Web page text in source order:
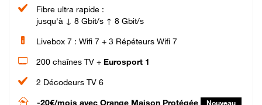
Fibre ultra rapide :
jusqu'à ↓ 8 Gbit/s ↑ 8 Gbit/s
Livebox 7 : Wifi 7 + 3 Répéteurs Wifi 7
200 chaînes TV + Eurosport 1
2 Décodeurs TV 6
-20€/mois avec Orange Maison Protégée Nouveau